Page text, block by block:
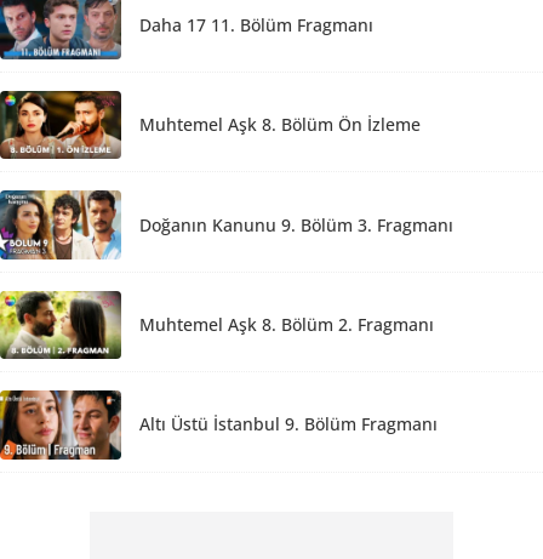
Daha 17 11. Bölüm Fragmanı
Muhtemel Aşk 8. Bölüm Ön İzleme
Doğanın Kanunu 9. Bölüm 3. Fragmanı
Muhtemel Aşk 8. Bölüm 2. Fragmanı
Altı Üstü İstanbul 9. Bölüm Fragmanı